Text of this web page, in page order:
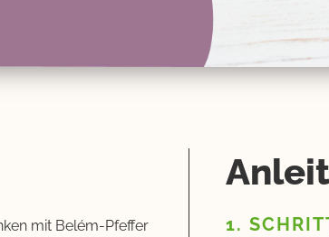
mit Belém-Pfeffer
1.